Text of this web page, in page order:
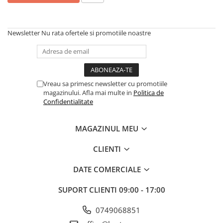
Suruburi, dibluri si accesorii
Panouri si elemente gard
Programatoare stropire
Termometre Meteo
Umbrele si pavilioane gradina
Pentru toate suprafetele
Solutii pentru suprafetele din lemn
Solutii specializate
Solutii profesionale pentru
Solutii professionale pentru
spalatorii auto
Newsletter Nu rata ofertele si promotiile noastre
Vreau sa primesc newsletter cu promotiile
magazinului. Afla mai multe in Politica de
Confidentialitate
MAGAZINUL MEU
CLIENTI
DATE COMERCIALE
SUPORT CLIENTI 09:00 - 17:00
0749068851